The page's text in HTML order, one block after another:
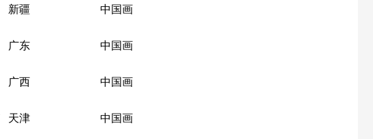
新疆 中国画
广东 中国画
广西 中国画
天津 中国画